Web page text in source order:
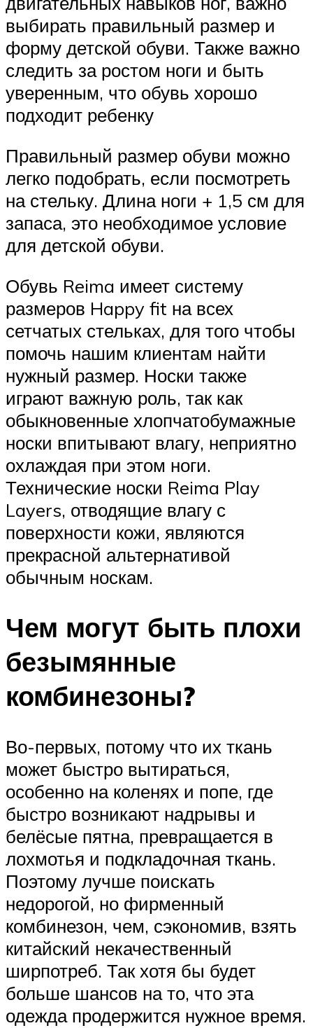
выбирать правильный размер и
форму детской обуви. Также важно
следить за ростом ноги и быть
уверенным, что обувь хорошо
подходит ребенку
Правильный размер обуви можно
легко подобрать, если посмотреть
на стельку. Длина ноги + 1,5 см для
запаса, это необходимое условие
для детской обуви.
Обувь Reima имеет систему
размеров Happy fit на всех
сетчатых стельках, для того чтобы
помочь нашим клиентам найти
нужный размер. Носки также
играют важную роль, так как
обыкновенные хлопчатобумажные
носки впитывают влагу, неприятно
охлаждая при этом ноги.
Технические носки Reima Play
Layers, отводящие влагу с
поверхности кожи, являются
прекрасной альтернативой
обычным носкам.
Чем могут быть плохи
безымянные
комбинезоны?
Во-первых, потому что их ткань
может быстро вытираться,
особенно на коленях и попе, где
быстро возникают надрывы и
белёсые пятна, превращается в
лохмотья и подкладочная ткань.
Поэтому лучше поискать
недорогой, но фирменный
комбинезон, чем, сэкономив, взять
китайский некачественный
ширпотреб. Так хотя бы будет
больше шансов на то, что эта
одежда продержится нужное время.